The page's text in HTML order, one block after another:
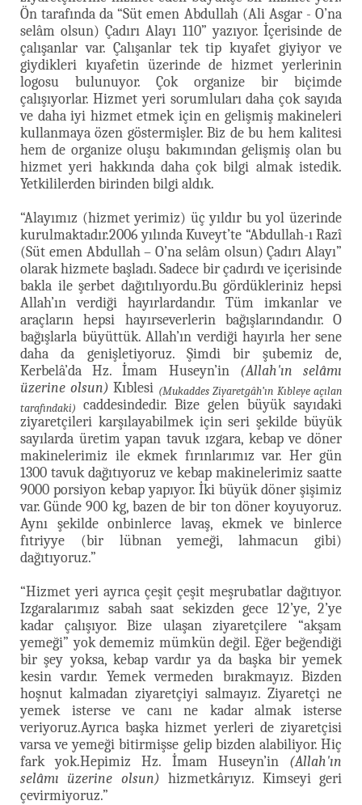
Ön tarafında da “Süt emen Abdullah (Ali Asgar - O’na
selâm olsun) Çadırı Alayı 110” yazıyor. İçerisinde de
çalışanlar var. Çalışanlar tek tip kıyafet giyiyor ve
giydikleri kıyafetin üzerinde de hizmet yerlerinin
logosu bulunuyor. Çok organize bir biçimde
çalışıyorlar. Hizmet yeri sorumluları daha çok sayıda
ve daha iyi hizmet etmek için en gelişmiş makineleri
kullanmaya özen göstermişler. Biz de bu hem kalitesi
hem de organize oluşu bakımından gelişmiş olan bu
hizmet yeri hakkında daha çok bilgi almak istedik.
Yetkililerden birinden bilgi aldık.
“Alayımız (hizmet yerimiz) üç yıldır bu yol üzerinde
kurulmaktadır.2006 yılında Kuveyt’te “Abdullah-ı Razî
(Süt emen Abdullah – O’na selâm olsun) Çadırı Alayı”
olarak hizmete başladı. Sadece bir çadırdı ve içerisinde
bakla ile şerbet dağıtılıyordu.Bu gördükleriniz hepsi
Allah’ın verdiği hayırlardandır. Tüm imkanlar ve
araçların hepsi hayırseverlerin bağışlarındandır. O
bağışlarla büyüttük. Allah’ın verdiği hayırla her sene
daha da genişletiyoruz. Şimdi bir şubemiz de,
Kerbelâ’da Hz. İmam Huseyn’in (Allah'ın selâmı
üzerine olsun) Kıblesi (Mukaddes Ziyaretgâh’ın Kıbleye açılan
tarafındaki) caddesindedir. Bize gelen büyük sayıdaki
ziyaretçileri karşılayabilmek için seri şekilde büyük
sayılarda üretim yapan tavuk ızgara, kebap ve döner
makinelerimiz ile ekmek fırınlarımız var. Her gün
1300 tavuk dağıtıyoruz ve kebap makinelerimiz saatte
9000 porsiyon kebap yapıyor. İki büyük döner şişimiz
var. Günde 900 kg, bazen de bir ton döner koyuyoruz.
Aynı şekilde onbinlerce lavaş, ekmek ve binlerce
fıtriyye (bir lübnan yemeği, lahmacun gibi)
dağıtıyoruz.”
“Hizmet yeri ayrıca çeşit çeşit meşrubatlar dağıtıyor.
Izgaralarımız sabah saat sekizden gece 12’ye, 2’ye
kadar çalışıyor. Bize ulaşan ziyaretçilere “akşam
yemeği” yok dememiz mümkün değil. Eğer beğendiği
bir şey yoksa, kebap vardır ya da başka bir yemek
kesin vardır. Yemek vermeden bırakmayız. Bizden
hoşnut kalmadan ziyaretçiyi salmayız. Ziyaretçi ne
yemek isterse ve canı ne kadar almak isterse
veriyoruz.Ayrıca başka hizmet yerleri de ziyaretçisi
varsa ve yemeği bitirmişse gelip bizden alabiliyor. Hiç
fark yok.Hepimiz Hz. İmam Huseyn’in (Allah'ın
selâmı üzerine olsun) hizmetkârıyız. Kimseyi geri
çevirmiyoruz.”